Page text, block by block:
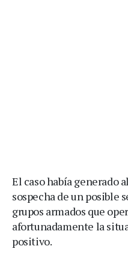
El caso había generado
sospecha de un posible
grupos armados que
afortunadamente la
positivo.